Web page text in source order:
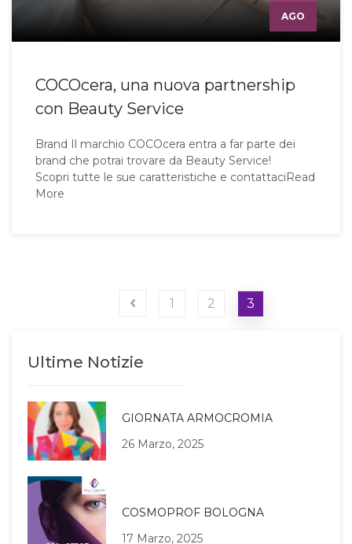
AGO
COCOcera, una nuova partnership
con Beauty Service
Brand Il marchio COCOcera entra a far parte dei
brand che potrai trovare da Beauty Service!
Scopri tutte le sue caratteristiche e contattaciRead
More
1 2 3
Ultime Notizie
GIORNATA ARMOCROMIA
26 Marzo, 2025
COSMOPROF BOLOGNA
17 Marzo, 2025